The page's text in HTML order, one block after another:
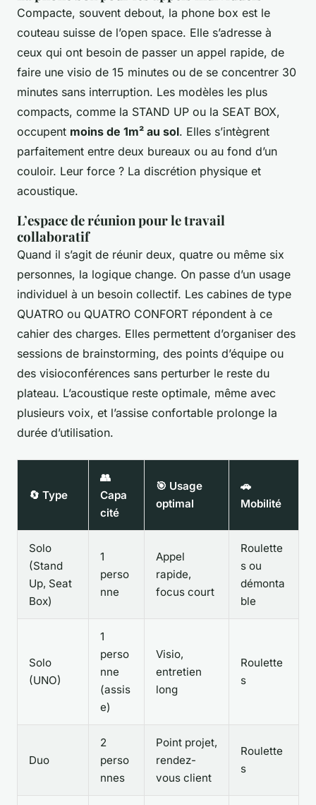
Compacte, souvent debout, la phone box est le
couteau suisse de l’open space. Elle s’adresse à
ceux qui ont besoin de passer un appel rapide, de
faire une visio de 15 minutes ou de se concentrer 30
minutes sans interruption. Les modèles les plus
compacts, comme la STAND UP ou la SEAT BOX,
occupent moins de 1m² au sol. Elles s’intègrent
parfaitement entre deux bureaux ou au fond d’un
couloir. Leur force ? La discrétion physique et
acoustique.
L’espace de réunion pour le travail
collaboratif
Quand il s’agit de réunir deux, quatre ou même six
personnes, la logique change. On passe d’un usage
individuel à un besoin collectif. Les cabines de type
QUATRO ou QUATRO CONFORT répondent à ce
cahier des charges. Elles permettent d’organiser des
sessions de brainstorming, des points d’équipe ou
des visioconférences sans perturber le reste du
plateau. L’acoustique reste optimale, même avec
plusieurs voix, et l’assise confortable prolonge la
durée d’utilisation.
🔄 Type
👥
Capa
cité
🎯 Usage
optimal
🚗
Mobilité
Solo
(Stand
Up, Seat
Box)
1
perso
nne
Appel
rapide,
focus court
Roulette
s ou
démonta
ble
Solo
(UNO)
1
perso
nne
(assis
e)
Visio,
entretien
long
Roulette
s
Duo
2
perso
nnes
Point projet,
rendez-
vous client
Roulette
s